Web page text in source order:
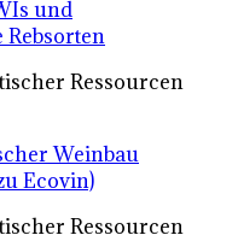
und
Ressourcen
Weinbau
Ecovin)
Ressourcen